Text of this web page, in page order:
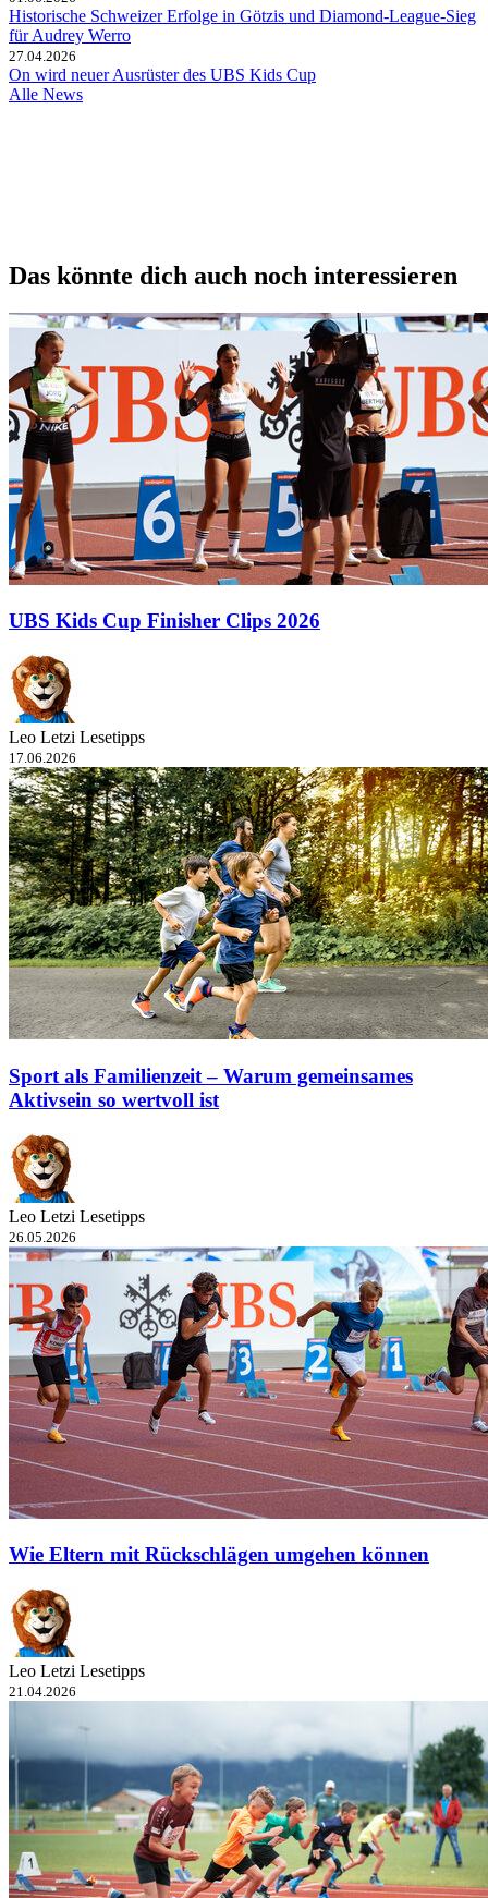
Historische Schweizer Erfolge in Götzis und Diamond-League-Sieg
für Audrey Werro
27.04.2026
On wird neuer Ausrüster des UBS Kids Cup
Alle News
Das könnte dich auch noch interessieren
UBS Kids Cup Finisher Clips 2026
Leo Letzi Lesetipps
17.06.2026
Sport als Familienzeit – Warum gemeinsames
Aktivsein so wertvoll ist
Leo Letzi Lesetipps
26.05.2026
Wie Eltern mit Rückschlägen umgehen können
Leo Letzi Lesetipps
21.04.2026